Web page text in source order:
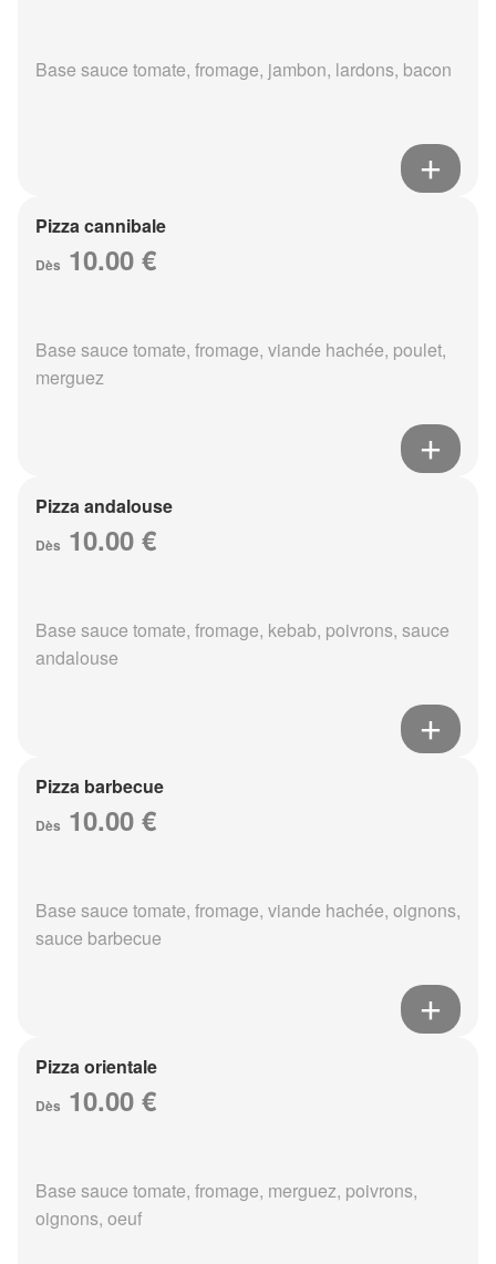
Base sauce tomate, fromage, jambon, lardons, bacon
Pizza cannibale
Dès 10.00 €
Base sauce tomate, fromage, viande hachée, poulet,
merguez
Pizza andalouse
Dès 10.00 €
Base sauce tomate, fromage, kebab, poivrons, sauce
andalouse
Pizza barbecue
Dès 10.00 €
Base sauce tomate, fromage, viande hachée, oignons,
sauce barbecue
Pizza orientale
Dès 10.00 €
Base sauce tomate, fromage, merguez, poivrons,
oignons, oeuf